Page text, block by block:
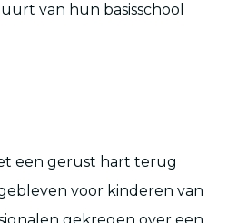
van hun basisschool
een gerust hart terug
voor kinderen van